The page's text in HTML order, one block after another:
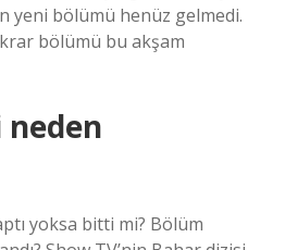
yeni bölümü henüz gelmedi.
bölümü bu akşam
neden
yoksa bitti mi? Bölüm